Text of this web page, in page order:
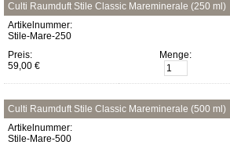
Culti Raumduft Stile Classic Mareminerale (250 ml)
Artikelnummer:
Stile-Mare-250
Preis:
59,00 €
Menge:
Culti Raumduft Stile Classic Mareminerale (500 ml)
Artikelnummer:
Stile-Mare-500